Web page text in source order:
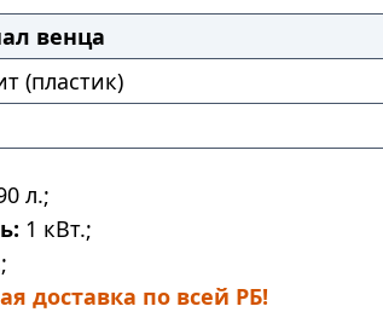
венца
(пластик)
л.;
1 кВт.;
доставка по всей РБ!